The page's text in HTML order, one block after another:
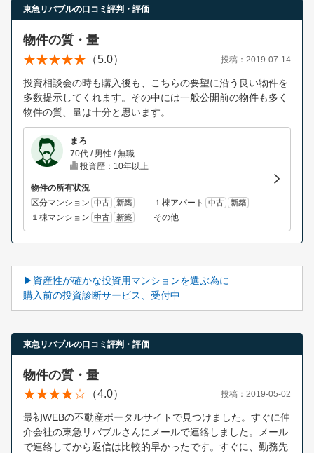
東急リバブルの口コミ評判・評価
物件の質・量
（5.0） 投稿：2019-07-14
投資相談会の時も購入後も、こちらの要望に沿う良い物件を
多数提示してくれます。その中には一般公開前の物件も多く
物件の質、量は十分と思います。
まろ
70代 / 男性 / 無職
投資歴：10年以上
物件の所有状況
区分マンション 中古 新築 １棟アパート 中古 新築
１棟マンション 中古 新築 その他
▶資産性が確かな投資用マンションを選ぶ為に
購入前の投資診断サービス、受付中
東急リバブルの口コミ評判・評価
物件の質・量
（4.0） 投稿：2019-05-02
最初WEBの不動産ポータルサイトで見つけました。すぐに仲
介会社の東急リバブルさんにメールで連絡しました。メール
で連絡してから返信は比較的早かったです。すぐに、勤務先